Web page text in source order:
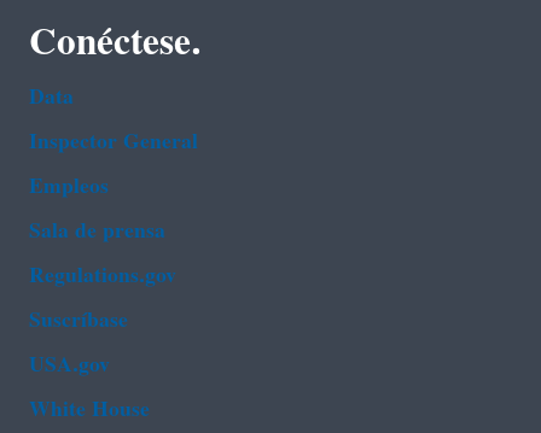
Conéctese.
Data
Inspector General
Empleos
Sala de prensa
Regulations.gov
Suscríbase
USA.gov
White House